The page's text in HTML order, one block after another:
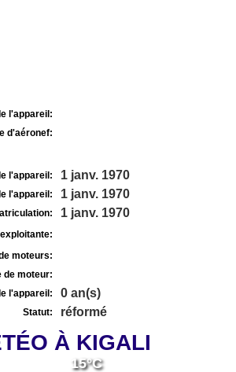
l'appareil:
d'aéronef:
l'appareil: 1 janv. 1970
l'appareil: 1 janv. 1970
1 janv. 1970
moteurs:
de moteur:
l'appareil:
0 an(s)
Statut: réformé
À KIGALI
15°C